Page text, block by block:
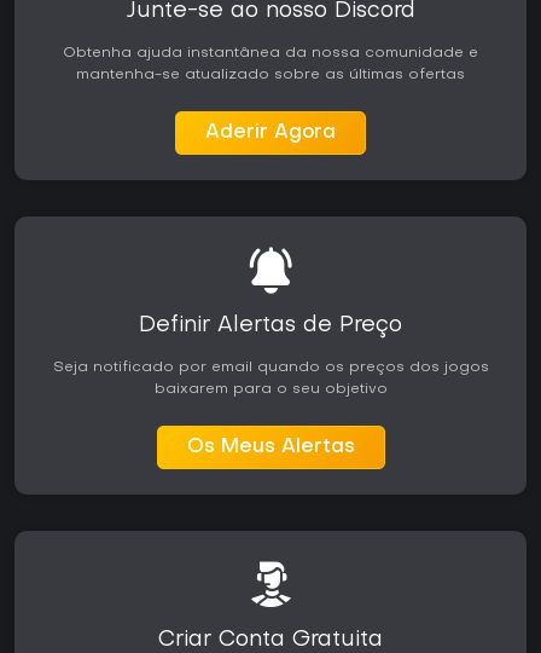
Junte-se ao nosso Discord
Obtenha ajuda instantânea da nossa comunidade e
mantenha-se atualizado sobre as últimas ofertas
Aderir Agora
Definir Alertas de Preço
Seja notificado por email quando os preços dos jogos
baixarem para o seu objetivo
Os Meus Alertas
Criar Conta Gratuita